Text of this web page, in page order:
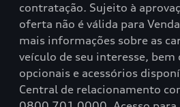
contratação. Sujeito à
oferta não é válida para
mais informações sobre as
veículo de seu interesse, bem
opcionais e acessórios
Central de relacionamento